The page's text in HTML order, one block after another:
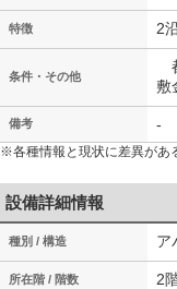
特徴 2
条件・その他
敷
備考 -
※各種情報と現状に差異があ
設備詳細情報
種別 / 構造 ア
所在階 / 階数 2